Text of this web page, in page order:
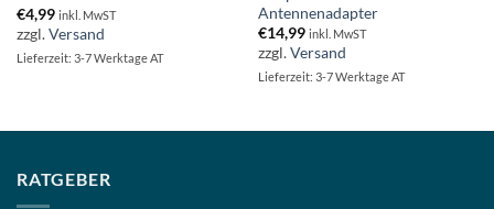
€4,99 inkl. MwST
zzgl.Versand
Lieferzeit: 3-7 Werktage AT
Antennenadapter
€14,99 inkl. MwST
zzgl.Versand
Lieferzeit: 3-7 Werktage AT
RATGEBER